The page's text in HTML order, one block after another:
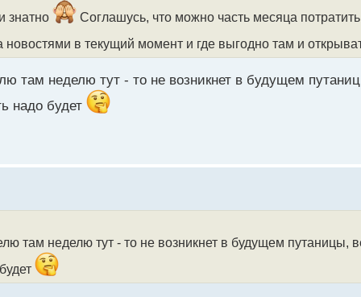
знатно
Соглашусь, что можно часть месяца
в текущий момент и где выгодно там и
там неделю тут - то не возникнет в будущем
надо будет
там неделю тут - то не возникнет в будущем путаницы,